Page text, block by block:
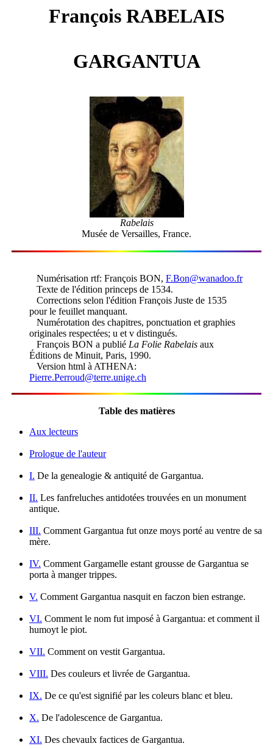
François RABELAIS
GARGANTUA
Rabelais
Musée de Versailles, France.
Numérisation rtf: François BON, F.Bon@wanadoo.fr
Texte de l'édition princeps de 1534.
Corrections selon l'édition François Juste de 1535
pour le feuillet manquant.
Numérotation des chapitres, ponctuation et graphies
originales respectées; u et v distingués.
François BON a publié La Folie Rabelais aux
Éditions de Minuit, Paris, 1990.
Version html à ATHENA:
Pierre.Perroud@terre.unige.ch
Table des matières
Aux lecteurs
Prologue de l'auteur
I. De la genealogie & antiquité de Gargantua.
II. Les fanfreluches antidotées trouvées en un monument
antique.
III. Comment Gargantua fut onze moys porté au ventre de sa
mère.
IV. Comment Gargamelle estant grousse de Gargantua se
porta à manger trippes.
V. Comment Gargantua nasquit en faczon bien estrange.
VI. Comment le nom fut imposé à Gargantua: et comment il
humoyt le piot.
VII. Comment on vestit Gargantua.
VIII. Des couleurs et livrée de Gargantua.
IX. De ce qu'est signifié par les coleurs blanc et bleu.
X. De l'adolescence de Gargantua.
XI. Des chevaulx factices de Gargantua.